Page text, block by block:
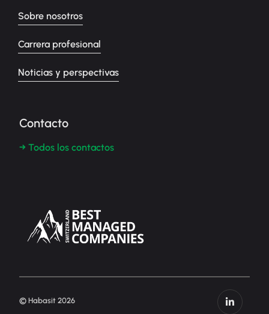
Sobre nosotros
Carrera profesional
Noticias y perspectivas
Contacto
→ Todos los contactos
© Habasit 2026